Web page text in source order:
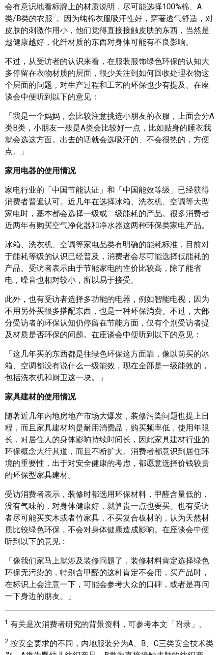
会有意识地看标牌上的材质说明，尽可能选择100%棉、A
类/B类的衣服2。因为纯棉衣服吸汗性好，穿著透气舒适，对
皮肤的刺激作用小，他们觉得直接接触皮肤的东西，当然是
越健康越好，化纤材质的东西对身体可能有不良影响。
不过，从受访者的认识来看，在服装服饰绿色环保的认知大
多停留在衣物材质的层面，很少关注到如何回收处理衣物这
个层面的问题，对生产过程和工艺的环保也少有提及。在座
谈会中便听到以下的意见：
「我是一个妈妈，会比较注意挑选小朋友的衣服，上面会分A
类B类，小朋友一般是A类会比较好一点，比如贴身的睡衣我
就会选这方面。出去的话就会选吸汗的、不会很热的，方便
点。」
家用电器的使用情况
家电行业的「中国节能认证」和「中国能效等级」已经获得
消费者普遍认可。近几年在选择冰箱、洗衣机、空调等大型
家电时，基本都会选择一级或二级能耗的产品。很多消费者
近两年有购买空气净化器和净水器这两种环保类家电产品。
冰箱、洗衣机、空调等家电品类有明确的能耗标准，目前对
于能耗等级的认识已经普及，消费者会尽可能选择低能耗的
产品。受访者表示由于节能家电的性价比较高，除了能省
电，噪音也相对较小，所以易于接受。
此外，也有受访者选择多功能的电器，例如智能电视，因为
不用另外买很多搭配东西，也是一种环保消费。不过，大部
分受访者的环保认知仍停留在节能方面，仅有个别受访者提
及材质是否环保的问题。在座谈会中便听到以下的意见：
「这几年买的东西都是往绿色环保这方面靠，像以前买的冰
箱、空调都没有说什么一级能效，现在全部是一级能效的，
包括洗衣机和厨卫这一块。」
家具建材的使用情况
随著近几年内地房地产市场大爆发，装修污染问题也提上日
程，而且家具建材均是耐用消费品，购买频率低，使用年限
长，对居住人的身体影响持续时间长，因此家具建材行业的
环保概念大行其道，而且不断扩大。消费者都意识到居住环
境的重要性，出于对安全健康的考虑，都愿意选择价钱较贵
的环保型家具建材。
受访消费者表示，装修时都选用环保材料，甲醛含量低的，
没有气味的，对身体健康好，就算贵一点也要买。也有受访
者尽可能买实木或者竹家具，不买复合板材的，认为天然材
质比较绿色环保，不会对身体健康造成影响。在座谈会中便
听到以下的意见：
「像我们家马上就涉及装修问题了，装修材料肯定选择绿色
环保无污染的，特别含甲醛的这种肯定不会用，买产品时，
在标识上会注意一下，可能会参考大众的口碑，或者是再问
一下身边的朋友。」
1 有关是次消费者研究的背景资料，可参考本文「附录」。
2 按安全要求的不同，内地服装分为A、B、C三类安全技术类